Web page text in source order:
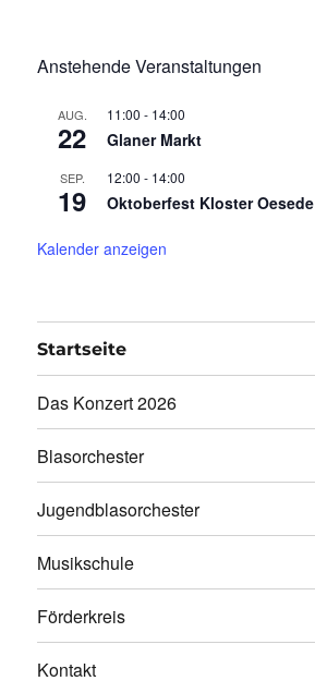
Anstehende Veranstaltungen
AUG.
22
11:00 - 14:00
Glaner Markt
SEP.
19
12:00 - 14:00
Oktoberfest Kloster Oesede
Kalender anzeigen
Startseite
Das Konzert 2026
Blasorchester
Jugendblasorchester
Musikschule
Förderkreis
Kontakt